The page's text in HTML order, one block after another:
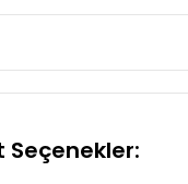
Seçenekler: